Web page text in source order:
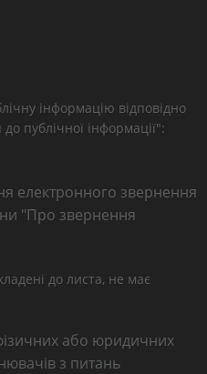
інформацію відповідно
публічної інформації":
електронного звернення
"Про звернення
до листа, не має
або юридичних
з питань